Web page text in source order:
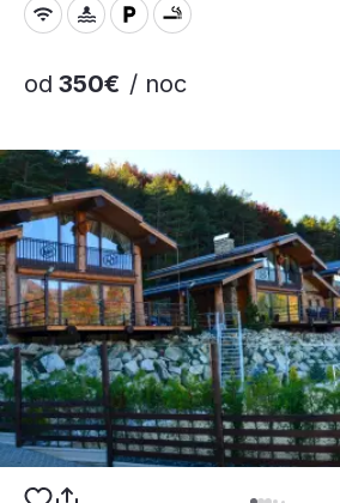
od 350€ / noc